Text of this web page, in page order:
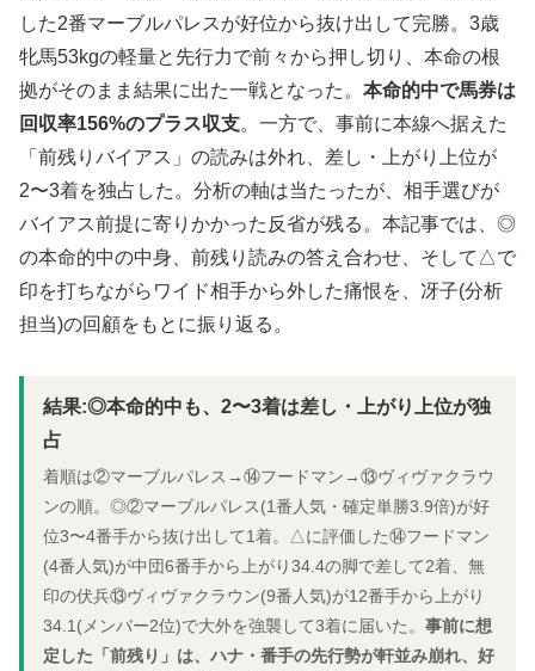
した2番マーブルパレスが好位から抜け出して完勝。3歳
牝馬53kgの軽量と先行力で前々から押し切り、本命の根
拠がそのまま結果に出た一戦となった。 本命的中で馬券は
回収率156%のプラス収支。一方で、事前に本線へ据えた
「前残りバイアス」の読みは外れ、差し・上がり上位が
2〜3着を独占した。分析の軸は当たったが、相手選びが
バイアス前提に寄りかかった反省が残る。本記事では、◎
の本命的中の中身、前残り読みの答え合わせ、そして△で
印を打ちながらワイド相手から外した痛恨を、冴子(分析
担当)の回顧をもとに振り返る。
結果:◎本命的中も、2〜3着は差し・上がり上位が独
占
着順は②マーブルパレス→⑭フードマン→⑬ヴィヴァクラウ
ンの順。◎②マーブルパレス(1番人気・確定単勝3.9倍)が好
位3〜4番手から抜け出して1着。△に評価した⑭フードマン
(4番人気)が中団6番手から上がり34.4の脚で差して2着、無
印の伏兵⑬ヴィヴァクラウン(9番人気)が12番手から上がり
34.1(メンバー2位)で大外を強襲して3着に届いた。 事前に想
定した「前残り」は、ハナ・番手の先行勢が軒並み崩れ、好